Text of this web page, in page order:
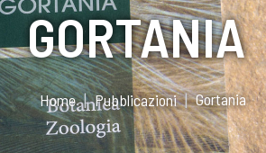
GORTANIA
Home Pubblicazioni Gortania